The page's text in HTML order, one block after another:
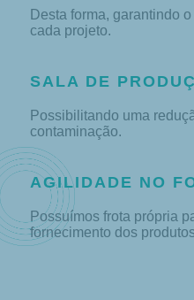
Desta forma, garantindo
cada projeto.
SALA DE
Possibilitando uma
contaminação.
AGILIDADE NO
Possuímos frota própria
fornecimento dos